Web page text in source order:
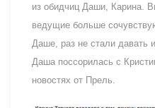
из обидчиц Даши, Карина.
ведущие больше
Даше, раз не стали давать
Даша поссорилась с
новостях от Прель.